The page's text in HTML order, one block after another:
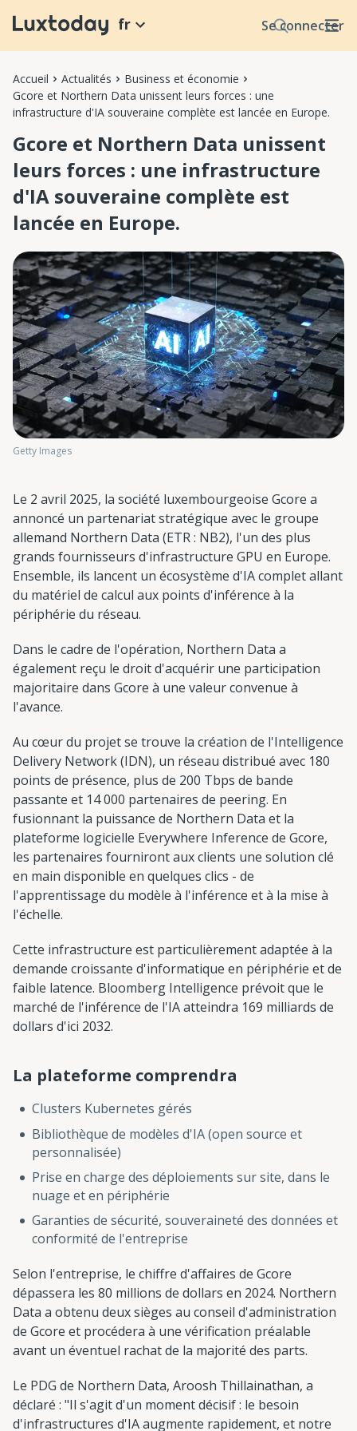
Se connecter
fr
Accueil Actualités
Business et économie
Gcore et Northern Data unissent leurs forces : une
infrastructure d'IA souveraine complète est lancée en Europe.
Gcore et Northern Data unissent
leurs forces : une infrastructure
d'IA souveraine complète est
lancée en Europe.
Getty Images
Le 2 avril 2025, la société luxembourgeoise Gcore a
annoncé un partenariat stratégique avec le groupe
allemand Northern Data (ETR : NB2), l'un des plus
grands fournisseurs d'infrastructure GPU en Europe.
Ensemble, ils lancent un écosystème d'IA complet allant
du matériel de calcul aux points d'inférence à la
périphérie du réseau.
Dans le cadre de l'opération, Northern Data a
également reçu le droit d'acquérir une participation
majoritaire dans Gcore à une valeur convenue à
l'avance.
Au cœur du projet se trouve la création de l'Intelligence
Delivery Network (IDN), un réseau distribué avec 180
points de présence, plus de 200 Tbps de bande
passante et 14 000 partenaires de peering. En
fusionnant la puissance de Northern Data et la
plateforme logicielle Everywhere Inference de Gcore,
les partenaires fourniront aux clients une solution clé
en main disponible en quelques clics - de
l'apprentissage du modèle à l'inférence et à la mise à
l'échelle.
Cette infrastructure est particulièrement adaptée à la
demande croissante d'informatique en périphérie et de
faible latence. Bloomberg Intelligence prévoit que le
marché de l'inférence de l'IA atteindra 169 milliards de
dollars d'ici 2032.
La plateforme comprendra
Clusters Kubernetes gérés
Bibliothèque de modèles d'IA (open source et
personnalisée)
Prise en charge des déploiements sur site, dans le
nuage et en périphérie
Garanties de sécurité, souveraineté des données et
conformité de l'entreprise
Selon l'entreprise, le chiffre d'affaires de Gcore
dépassera les 80 millions de dollars en 2024. Northern
Data a obtenu deux sièges au conseil d'administration
de Gcore et procédera à une vérification préalable
avant un éventuel rachat de la majorité des parts.
Le PDG de Northern Data, Aroosh Thillainathan, a
déclaré : "Il s'agit d'un moment décisif : le besoin
d'infrastructures d'IA augmente rapidement, et notre